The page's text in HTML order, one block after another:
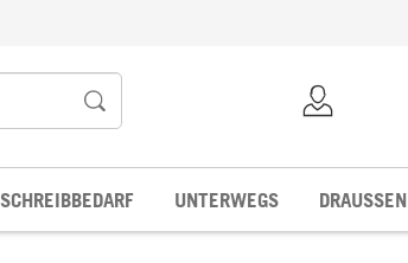
SCHREIBBEDARF UNTERWEGS DRAUSSEN